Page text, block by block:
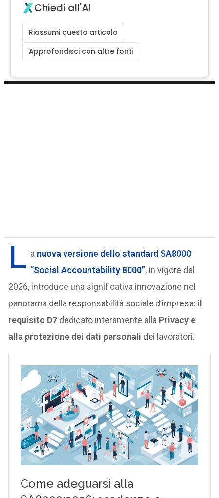
Chiedi all'AI
Riassumi questo articolo
Approfondisci con altre fonti
L a nuova versione dello standard SA8000
“Social Accountability 8000”, in vigore dal
2026, introduce una significativa innovazione nel
panorama della responsabilità sociale d’impresa: il
requisito D7 dedicato interamente alla Privacy e
alla protezione dei dati personali dei lavoratori.